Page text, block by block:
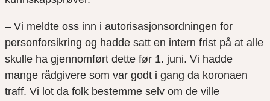
– Vi meldte oss inn i autorisasjonsordningen for
personforsikring og hadde satt en intern frist på at alle
skulle ha gjennomført dette før 1. juni. Vi hadde
mange rådgivere som var godt i gang da koronaen
traff. Vi lot da folk bestemme selv om de ville